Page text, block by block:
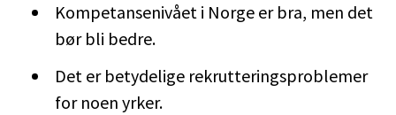
Kompetansenivået i Norge er bra, men det
bør bli bedre.
Det er betydelige rekrutteringsproblemer
for noen yrker.